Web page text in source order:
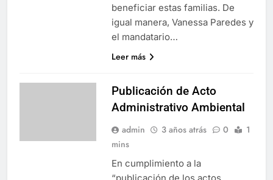
beneficiar estas familias. De
igual manera, Vanessa Paredes y
el mandatario…
Leer más
Publicación de Acto
Administrativo Ambiental
admin 3 años atrás 0
1
mins
En cumplimiento a la
“publicación de los actos